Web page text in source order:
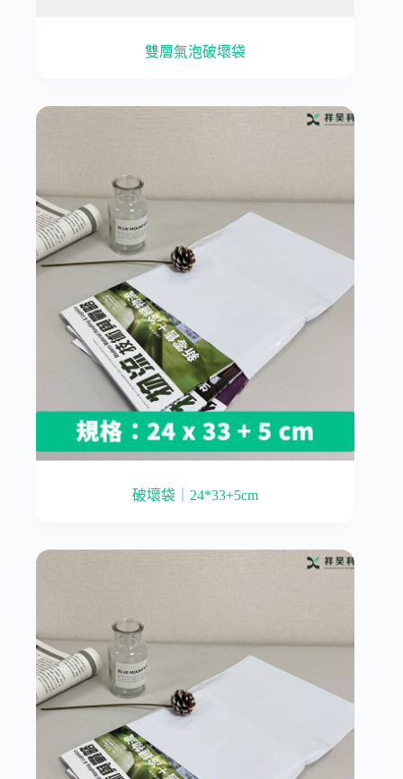
雙層氣泡破壞袋
破壞袋｜24*33+5cm